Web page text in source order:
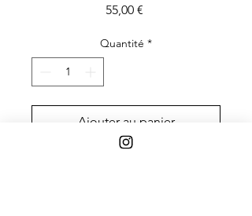
55,00 €Prix
Quantité *
Ajouter au panier